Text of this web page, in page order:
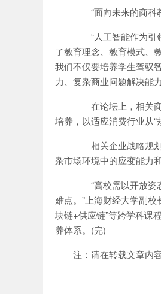
“面向未来的商科
“人工智能作为引
了教育理念、教育模式、
我们不仅要培养学生驾驭
力、复杂商业问题解决能力
在论坛上，相关商
培养，以适应消费行业从“
相关企业战略规划
杂市场环境中的应变能力
“高校需以开放姿
难点。”上海财经大学副校
块链+供应链”等跨学科课
养体系。(完)
注：请在转载文章内